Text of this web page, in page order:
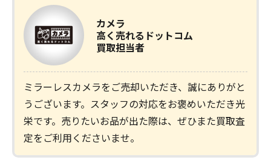
カメラ
高く売れるドットコム
買取担当者
ミラーレスカメラをご売却いただき、誠にありがと
うございます。スタッフの対応をお褒めいただき光
栄です。売りたいお品が出た際は、ぜひまた買取査
定をご利用くださいませ。